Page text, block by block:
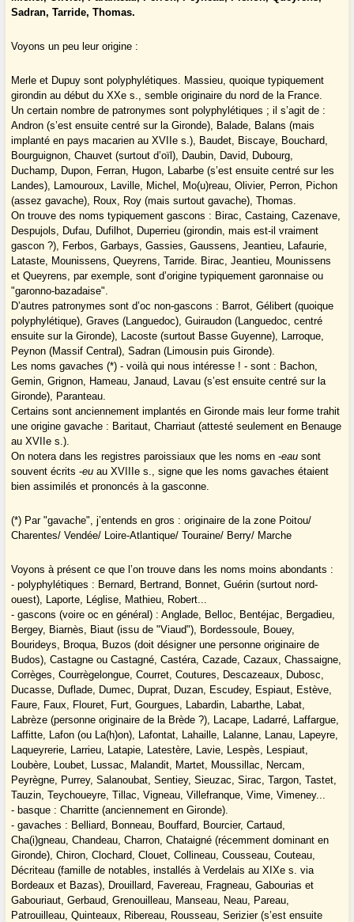
Sadran, Tarride, Thomas.
Voyons un peu leur origine :
Merle et Dupuy sont polyphylétiques. Massieu, quoique typiquement
girondin au début du XXe s., semble originaire du nord de la France.
Un certain nombre de patronymes sont polyphylétiques ; il s’agit de :
Andron (s’est ensuite centré sur la Gironde), Balade, Balans (mais
implanté en pays macarien au XVIIe s.), Baudet, Biscaye, Bouchard,
Bourguignon, Chauvet (surtout d’oïl), Daubin, David, Dubourg,
Duchamp, Dupon, Ferran, Hugon, Labarbe (s’est ensuite centré sur les
Landes), Lamouroux, Laville, Michel, Mo(u)reau, Olivier, Perron, Pichon
(assez gavache), Roux, Roy (mais surtout gavache), Thomas.
On trouve des noms typiquement gascons : Birac, Castaing, Cazenave,
Despujols, Dufau, Dufilhot, Duperrieu (girondin, mais est-il vraiment
gascon ?), Ferbos, Garbays, Gassies, Gaussens, Jeantieu, Lafaurie,
Lataste, Mounissens, Queyrens, Tarride. Birac, Jeantieu, Mounissens
et Queyrens, par exemple, sont d’origine typiquement garonnaise ou
"garonno-bazadaise".
D’autres patronymes sont d’oc non-gascons : Barrot, Gélibert (quoique
polyphylétique), Graves (Languedoc), Guiraudon (Languedoc, centré
ensuite sur la Gironde), Lacoste (surtout Basse Guyenne), Larroque,
Peynon (Massif Central), Sadran (Limousin puis Gironde).
Les noms gavaches (*) - voilà qui nous intéresse ! - sont : Bachon,
Gemin, Grignon, Hameau, Janaud, Lavau (s’est ensuite centré sur la
Gironde), Paranteau.
Certains sont anciennement implantés en Gironde mais leur forme trahit
une origine gavache : Baritaut, Charriaut (attesté seulement en Benauge
au XVIIe s.).
On notera dans les registres paroissiaux que les noms en -eausont
souvent écrits -euau XVIIIe s., signe que les noms gavaches étaient
bien assimilés et prononcés à la gasconne.
(*) Par "gavache", j’entends en gros : originaire de la zone Poitou/
Charentes/ Vendée/ Loire-Atlantique/ Touraine/ Berry/ Marche
Voyons à présent ce que l’on trouve dans les noms moins abondants :
- polyphylétiques : Bernard, Bertrand, Bonnet, Guérin (surtout nord-
ouest), Laporte, Léglise, Mathieu, Robert...
- gascons (voire oc en général) : Anglade, Belloc, Bentéjac, Bergadieu,
Bergey, Biarnès, Biaut (issu de "Viaud"), Bordessoule, Bouey,
Bourideys, Broqua, Buzos (doit désigner une personne originaire de
Budos), Castagne ou Castagné, Castéra, Cazade, Cazaux, Chassaigne,
Corrèges, Courrègelongue, Courret, Coutures, Descazeaux, Dubosc,
Ducasse, Duflade, Dumec, Duprat, Duzan, Escudey, Espiaut, Estève,
Faure, Faux, Flouret, Furt, Gourgues, Labardin, Labarthe, Labat,
Labrèze (personne originaire de la Brède ?), Lacape, Ladarré, Laffargue,
Laffitte, Lafon (ou La(h)on), Lafontat, Lahaille, Lalanne, Lanau, Lapeyre,
Laqueyrerie, Larrieu, Latapie, Latestère, Lavie, Lespès, Lespiaut,
Loubère, Loubet, Lussac, Malandit, Martet, Moussillac, Nercam,
Peyrègne, Purrey, Salanoubat, Sentiey, Sieuzac, Sirac, Targon, Tastet,
Tauzin, Teychoueyre, Tillac, Vigneau, Villefranque, Vime, Vimeney...
- basque : Charritte (anciennement en Gironde).
- gavaches : Belliard, Bonneau, Bouffard, Bourcier, Cartaud,
Cha(i)gneau, Chandeau, Charron, Chataigné (récemment dominant en
Gironde), Chiron, Clochard, Clouet, Collineau, Cousseau, Couteau,
Décriteau (famille de notables, installés à Verdelais au XIXe s. via
Bordeaux et Bazas), Drouillard, Favereau, Fragneau, Gabourias et
Gabouriaut, Gerbaud, Grenouilleau, Manseau, Neau, Pareau,
Patrouilleau, Quinteaux, Ribereau, Rousseau, Serizier (s’est ensuite